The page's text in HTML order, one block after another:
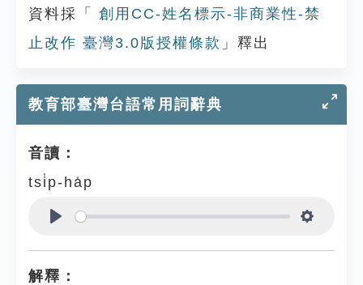
資料採「
創用CC-姓名標示-非商業性-禁
止改作 臺灣3.0版授權條款 」釋出
教育部臺灣台語常用詞辭典
音讀：
tsi̍p-ha̍p
解釋：